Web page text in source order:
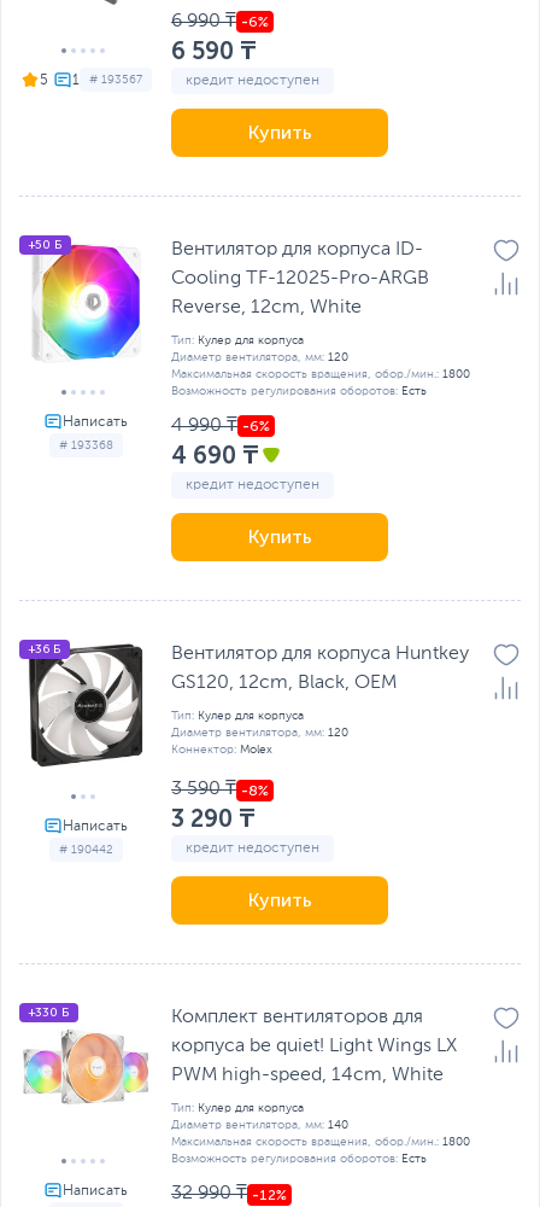
5 # 193567
6 990 ₸
6 590 ₸
кредит недоступен
Купить
# 193368
+50 Б
Вентилятор для корпуса ID-
Cooling TF-12025-Pro-ARGB
Reverse, 12сm, White
Тип: Кулер для корпуса
Диаметр вентилятора, мм: 120
Максимальная скорость вращения, обор./мин.: 1800
Возможность регулирования оборотов: Есть
4 990 ₸
4 690 ₸
кредит недоступен
Купить
# 190442
+36 Б
Вентилятор для корпуса Huntkey
GS120, 12cm, Black, OEM
Тип: Кулер для корпуса
Диаметр вентилятора, мм: 120
Коннектор: Molex
3 590 ₸
3 290 ₸
кредит недоступен
Купить
+330 Б
Комплект вентиляторов для
корпуса be quiet! Light Wings LX
PWM high-speed, 14cm, White
Тип: Кулер для корпуса
Диаметр вентилятора, мм: 140
Максимальная скорость вращения, обор./мин.: 1800
Возможность регулирования оборотов: Есть
32 990 ₸